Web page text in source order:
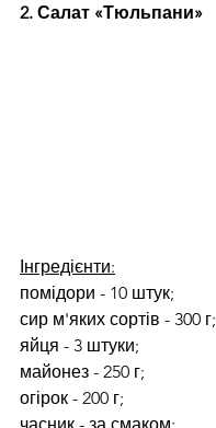
2. Салат «Тюльпани»
Інгредієнти:
помідори - 10 штук;
сир м'яких сортів - 300 г;
яйця - 3 штуки;
майонез - 250 г;
огірок - 200 г;